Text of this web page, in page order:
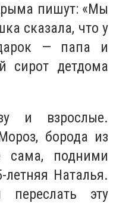
пишут: «Мы
сказала, что у
— папа и
сирот детдома
и взрослые.
борода из
сама, подними
Наталья.
эту